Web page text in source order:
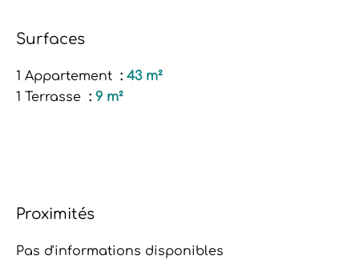
Surfaces
1 Appartement
43 m²
1 Terrasse
9 m²
Proximités
Pas d'informations disponibles